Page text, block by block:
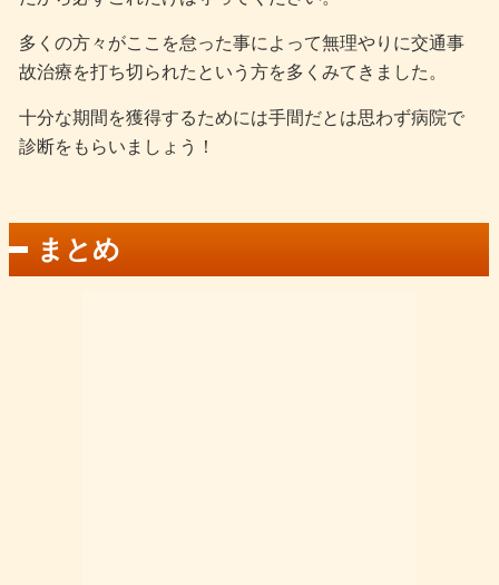
多くの方々がここを怠った事によって無理やりに交通事
故治療を打ち切られたという方を多くみてきました。
十分な期間を獲得するためには手間だとは思わず病院で
診断をもらいましょう！
まとめ